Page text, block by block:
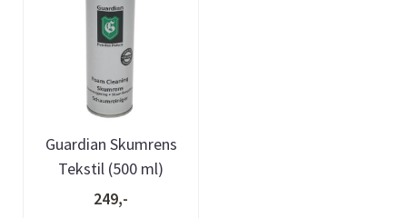
Guardian Skumrens
Tekstil (500 ml)
249,-